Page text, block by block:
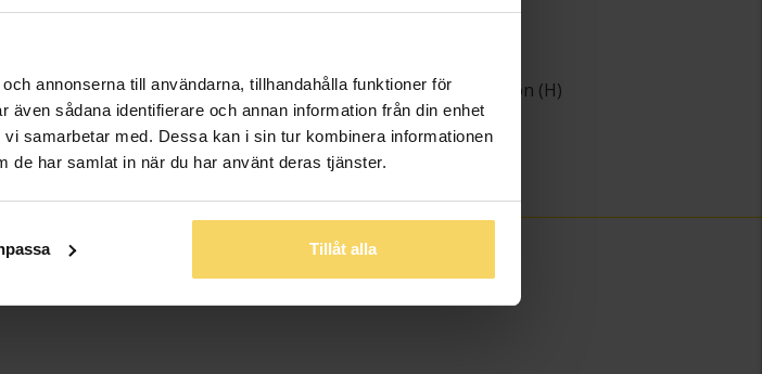
annonserna till användarna, tillhandahålla funktioner för
sådana identifierare och annan information från din enhet
samarbetar med. Dessa kan i sin tur kombinera informationen
de har samlat in när du har använt deras tjänster.
Tillåt alla
Diamantfärg
Wesselton (H)
Diamantklarhet
SI
Vikt ca (gram)
3,23